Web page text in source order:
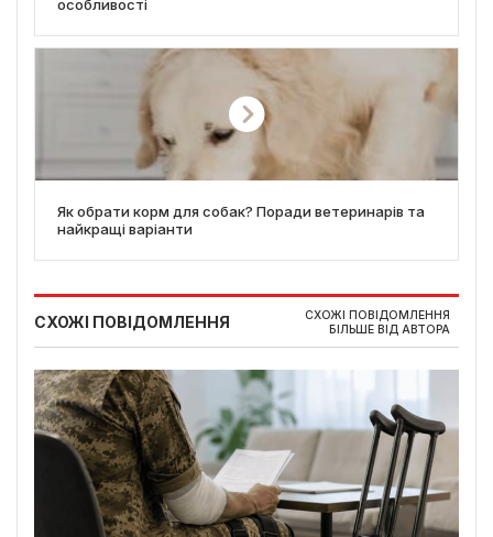
особливості
Як обрати корм для собак? Поради ветеринарів та
найкращі варіанти
СХОЖІ ПОВІДОМЛЕННЯ
СХОЖІ ПОВІДОМЛЕННЯ
БІЛЬШЕ ВІД АВТОРА